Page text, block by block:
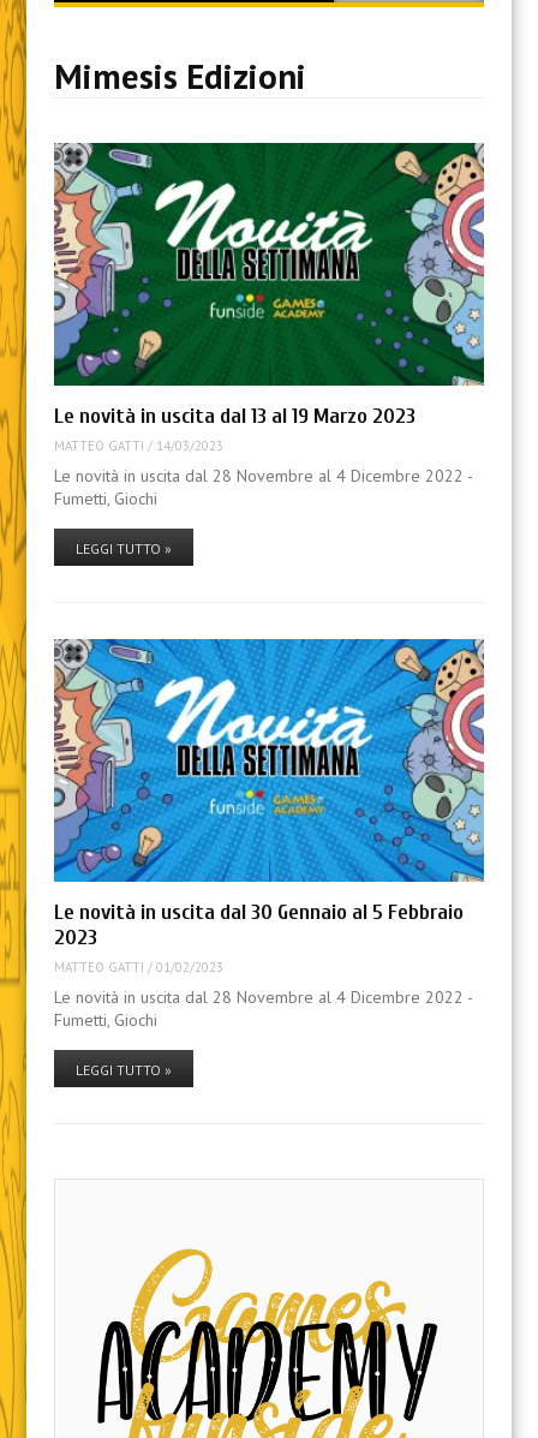
content
Mimesis Edizioni
Le novità in uscita dal 13 al 19 Marzo 2023
MATTEO GATTI / 14/03/2023
Le novità in uscita dal 28 Novembre al 4 Dicembre 2022 -
Fumetti, Giochi
LEGGI TUTTO »
Le novità in uscita dal 30 Gennaio al 5 Febbraio
2023
MATTEO GATTI / 01/02/2023
Le novità in uscita dal 28 Novembre al 4 Dicembre 2022 -
Fumetti, Giochi
LEGGI TUTTO »